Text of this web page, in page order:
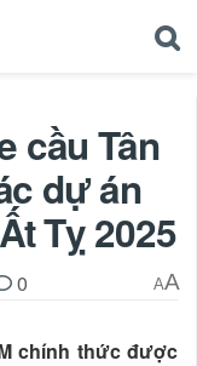
cầu Tân
dự án
Tỵ 2025
0 AA
chính thức được